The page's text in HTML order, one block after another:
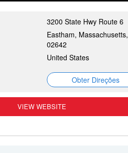
3200 State Hwy Route 6
Eastham, Massachusetts,
02642
United States
Obter Direções
VIEW WEBSITE